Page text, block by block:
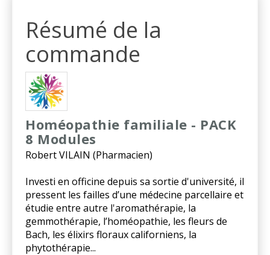
Résumé de la
commande
Homéopathie familiale - PACK
8 Modules
Robert VILAIN (Pharmacien)
Investi en officine depuis sa sortie d'université, il
pressent les failles d’une médecine parcellaire et
étudie entre autre l'aromathérapie, la
gemmothérapie, l’homéopathie, les fleurs de
Bach, les élixirs floraux californiens, la
phytothérapie...